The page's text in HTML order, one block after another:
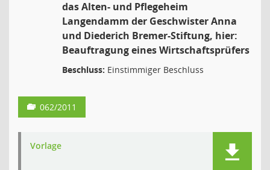
das Alten- und Pflegeheim
Langendamm der Geschwister Anna
und Diederich Bremer-Stiftung, hier:
Beauftragung eines Wirtschaftsprüfers
Beschluss: Einstimmiger Beschluss
062/2011
Vorlage